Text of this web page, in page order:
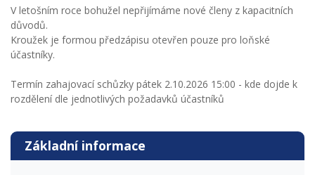
V letošním roce bohužel nepřijímáme nové členy z kapacitních
důvodů.
Kroužek je formou předzápisu otevřen pouze pro loňské
účastníky.
Termín zahajovací schůzky pátek 2.10.2026 15:00 - kde dojde k
rozdělení dle jednotlivých požadavků účastníků
Základní informace